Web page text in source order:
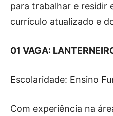
para trabalhar e residir
currículo atualizado e
01 VAGA:
Escolaridade: Ensino
Com experiência na